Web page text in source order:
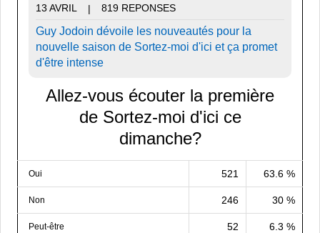
13 AVRIL | 819 REPONSES
Guy Jodoin dévoile les nouveautés pour la
nouvelle saison de Sortez-moi d'ici et ça promet
d'être intense
Allez-vous écouter la première
de Sortez-moi d'ici ce
dimanche?
Oui 521 63.6 %
Non 246 30 %
Peut-être 52 6.3 %